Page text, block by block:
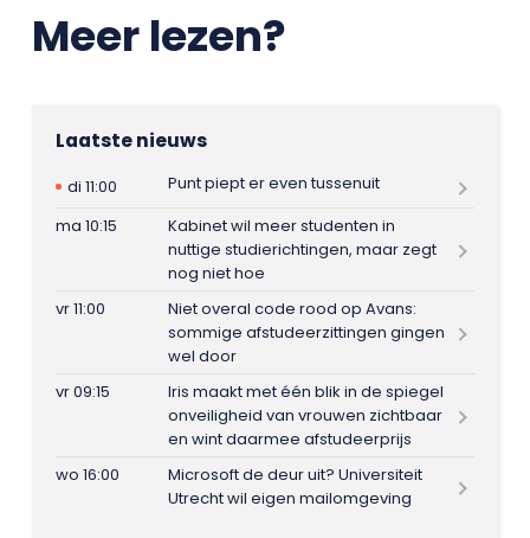
Meer lezen?
Laatste nieuws
di 11:00
Punt piept er even tussenuit
ma 10:15
Kabinet wil meer studenten in
nuttige studierichtingen, maar zegt
nog niet hoe
vr 11:00
Niet overal code rood op Avans:
sommige afstudeerzittingen gingen
wel door
vr 09:15
Iris maakt met één blik in de spiegel
onveiligheid van vrouwen zichtbaar
en wint daarmee afstudeerprijs
wo 16:00
Microsoft de deur uit? Universiteit
Utrecht wil eigen mailomgeving